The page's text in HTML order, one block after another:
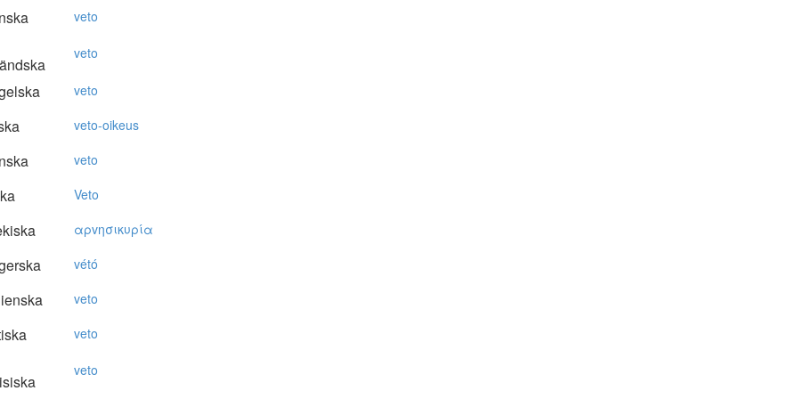
veto
veto
veto
veto-oikeus
veto
Veto
αρvησικυρία
vétó
veto
veto
veto